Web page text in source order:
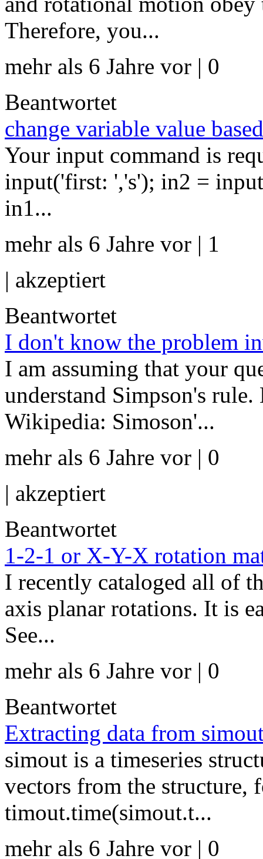
Therefore, you...
mehr als 6 Jahre vor | 0
Beantwortet
change variable value
Your input command is
input('first: ','s'); in2 =
in1...
mehr als 6 Jahre vor | 1
| akzeptiert
Beantwortet
I don't know the problem
I am assuming that your
understand Simpson's
Wikipedia: Simoson'...
mehr als 6 Jahre vor | 0
| akzeptiert
Beantwortet
1-2-1 or X-Y-X rotation
I recently cataloged all of
axis planar rotations. It is
See...
mehr als 6 Jahre vor | 0
Beantwortet
Extracting data from
simout is a timeseries
vectors from the structure,
timout.time(simout.t...
mehr als 6 Jahre vor | 0